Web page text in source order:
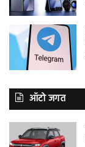
ऑटो जगत